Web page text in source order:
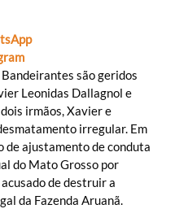
são geridos
Leonidas Dallagnol e
irmãos, Xavier e
irregular. Em
de ajustamento de conduta
do Mato Grosso por
de destruir a
da Fazenda Aruanã.